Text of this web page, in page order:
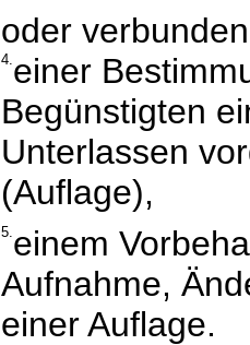
oder
4.einer
Begünstigten
Unterlassen
(Auflage),
5.einem
Aufnahme,
einer Auflage.